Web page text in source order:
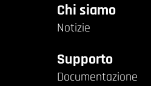
Chi siamo
Notizie
Supporto
Documentazione